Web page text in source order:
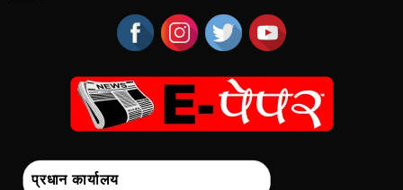
प्रधान कार्यालय